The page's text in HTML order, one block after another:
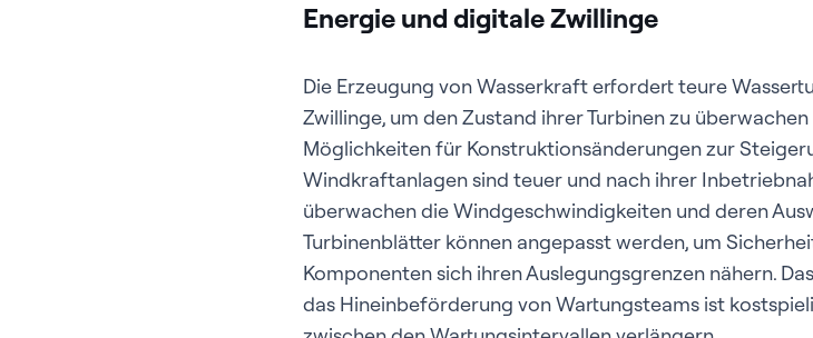
Energie und digitale Zwillinge
Die Erzeugung von Wasserkraft erfordert teure
Zwillinge, um den Zustand ihrer Turbinen zu
Möglichkeiten für Konstruktionsänderungen zur
Windkraftanlagen sind teuer und nach ihrer
überwachen die Windgeschwindigkeiten und deren
Turbinenblätter können angepasst werden, um
Komponenten sich ihren Auslegungsgrenzen nähern.
das Hineinbeförderung von Wartungsteams ist